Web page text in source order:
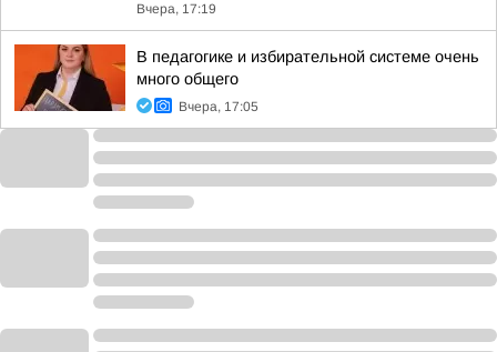
Вчера, 17:19
В педагогике и избирательной системе очень
много общего
Вчера, 17:05